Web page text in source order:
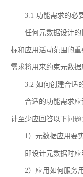
3.1 功能需求的必
任何元数据设计
标和应用活动范围的
需求将用来约束元数
3.2 如何创建合适
合适的功能需求
计至少应回答以下问题
1）元数据应用要
即设计元数据时
2）应用如何服务